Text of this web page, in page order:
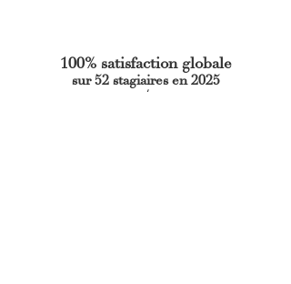
100% satisfaction globale
sur 52 stagiaires en 2025
/